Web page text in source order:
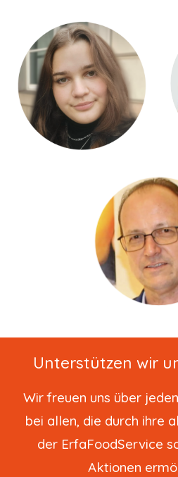
Unterstützen wir
Wir freuen uns über
bei allen, die durch ihre
der ErfaFoodService
Aktionen